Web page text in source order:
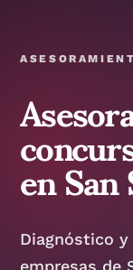
en
Diagnóstico
empresas de